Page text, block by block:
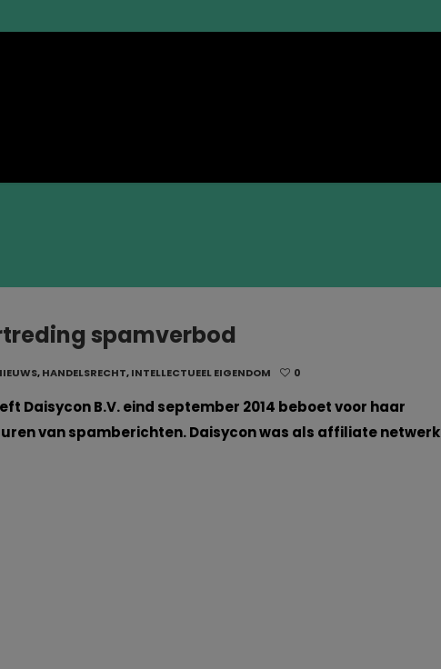
spamverbod
,HANDELSRECHT,INTELLECTUEEL EIGENDOM 0
Daisycon B.V. eind september 2014 beboet voor haar
van spamberichten. Daisycon was als affiliate netwerk